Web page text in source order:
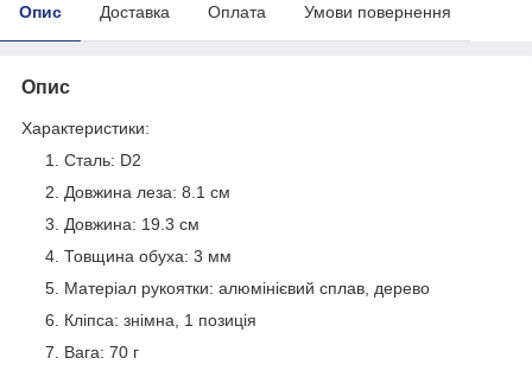
Опис Доставка Оплата Умови повернення
Опис
Характеристики:
Сталь: D2
Довжина леза: 8.1 см
Довжина: 19.3 см
Товщина обуха: 3 мм
Матеріал рукоятки: алюмінієвий сплав, дерево
Кліпса: знімна, 1 позиція
Вага: 70 г